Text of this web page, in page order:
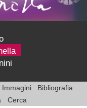
Immagini
Bibliografia
Cerca